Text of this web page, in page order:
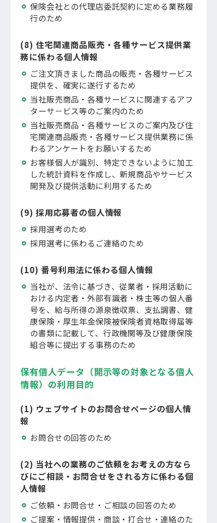
保険会社との代理店委託契約に定める業務履
行のため
(8) 住宅関連商品販売・各種サービス提供業
務に係わる個人情報
ご注文頂きました商品の販売・各種サービス
提供を、確実に遂行するため
当社販売商品・各種サービスに関連するアフ
ターサ－ビス等のご案内のため
当社販売商品・各種サービスのご案内及び住
宅関連商品販売・各種サービス提供業務に係
わるアンケートをお願いするため
お客様個人が識別、特定できないように加工
した統計資料を作成し、新規商品やサービス
開発及び提供活動に利用するため
(9) 採用応募者の個人情報
採用選考のため
採用選考に係わるご連絡のため
(10) 番号利用法に係わる個人情報
当社が、法令に基づき、従業者・採用活動に
おける内定者・外部有識者・株主等の個人番
号を、給与所得の源泉徴収票、支払調書、健
康保険・厚生年金保険被保険者資格取得届等
の書類に記載して、行政機関等及び健康保険
組合等に提出する事務のため
保有個人データ（開示等の対象となる個人
情報）の利用目的
(1) ウェブサイトのお問合せページの個人情
報
お問合せの回答のため
(2) 当社への業務のご依頼をお考えの方なら
びにご相談・お問合せをされる方に係わる個
人情報
ご依頼・お問合せ・ご相談の回答のため
ご提案・情報提供・商談・打合せ・連絡のた